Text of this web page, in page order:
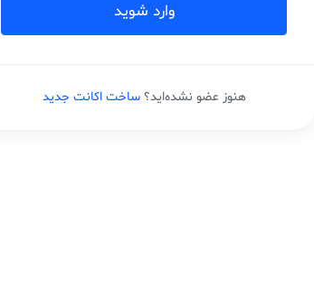
وارد شوید
هنوز عضو نشده‌اید؟ساخت اکانت جدید